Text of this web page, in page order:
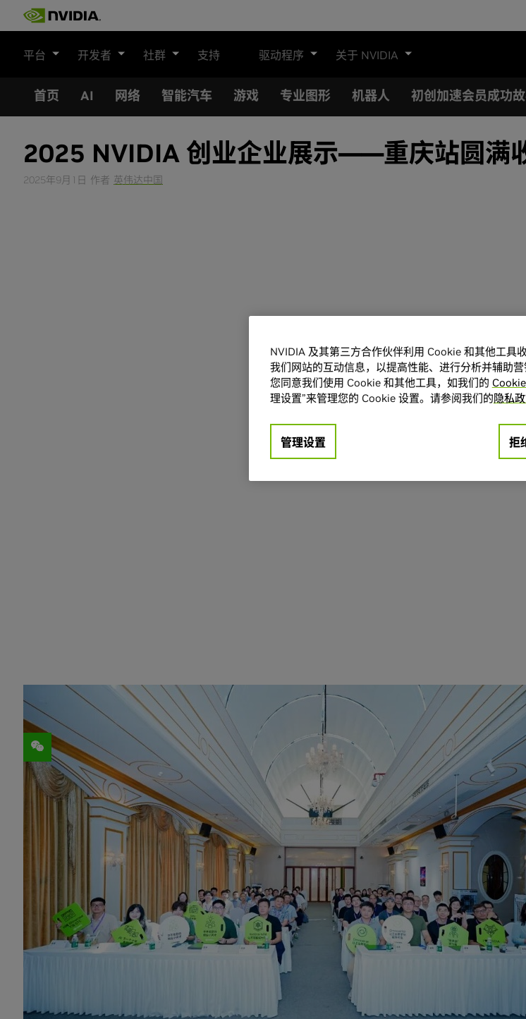
平台 开发者 社群 支持 驱动程序 关于 NVIDIA
首页 AI 网络 智能汽车 游戏 专业图形 机器人 初创加速会员成功
2025 NVIDIA 创业企业展示——重庆站圆满
2025年9月1日 作者 英伟达中国
分享
8 月 28 日，2025 NVIDIA 创业企业展示重庆站在重庆西部科技金融路演中心举办。
本次重庆站活动由 NVIDIA 主办，同时得到了 Google Cloud、盛景嘉成、重庆科创投
资、高瓴投资、高瓴产业与创新研究院、百道数据、清智资本、icanx 全球科学社区
力支持。
活动当天，来自 NVIDIA、Google Cloud、盛景嘉成、宜创科技、清智资本的嘉宾及
分享，涵盖资本洞察、AI 智能体、多模态交互、物理 AI 等前沿话题。10 家来自
会员企业，在智能汽车、AI 制药、AI 教育、AI 营销、车载智能等多个领域，通过路
行了深度交流。此次活动吸引了众多创业者、投资人与产业同仁到场并进行了深度交
活动开场，NVIDIA 初创加速计划经理裴晟介绍了 NVIDIA 初创加速计划。他强调，该
来，持续通过产品折扣、技术支持、市场宣传、融资对接、大企业对接等多维度资源
落地。他强调，面对技术飞速演进，创业者应把握 AI 带来的生产力提升机遇，在行
NVIDIA 及其第三方合作伙伴利用 Cookie 和其他工具
我们网站的互动信息，以提高性能、进行分析并辅助
您同意我们使用 Cookie 和其他工具，如我们的
理设置”来管理您的 Cookie 设置。请参阅我们的隐私
管理设置 拒